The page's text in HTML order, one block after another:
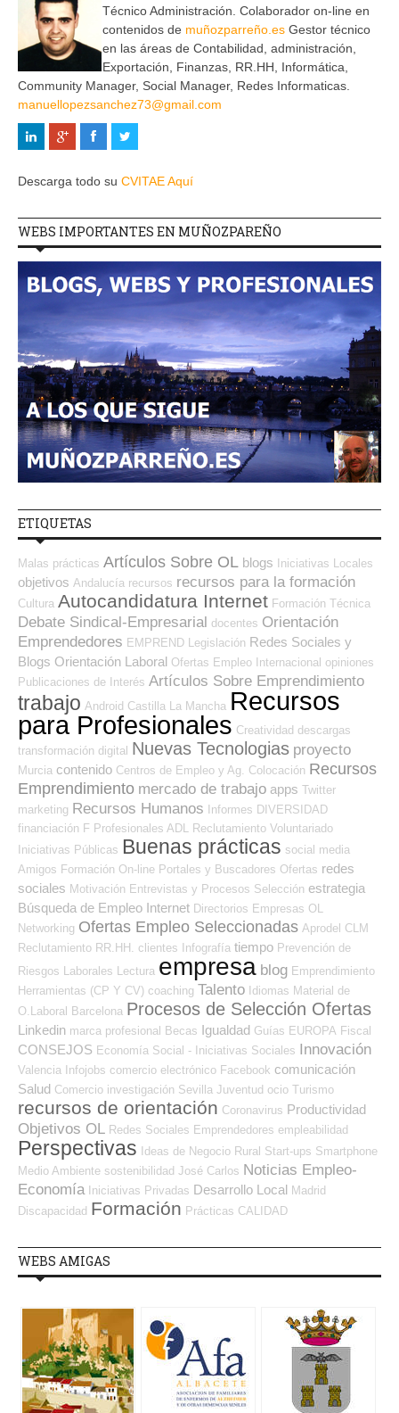
Técnico Administración. Colaborador on-line en
contenidos de muñozparreño.es Gestor técnico
en las áreas de Contabilidad, administración,
Exportación, Finanzas, RR.HH, Informática,
Community Manager, Social Manager, Redes Informaticas.
manuellopezsanchez73@gmail.com
Descarga todo su CVITAE Aquí
WEBS IMPORTANTES EN MUÑOZPAREÑO
ETIQUETAS
Malas prácticas Artículos Sobre OL blogs Iniciativas Locales
objetivos Andalucía recursos recursos para la formación
Cultura Autocandidatura Internet Formación Técnica
Debate Sindical-Empresarial docentes Orientación
Emprendedores EMPREND Legislación Redes Sociales y
Blogs Orientación Laboral Ofertas Empleo Internacional opiniones
Publicaciones de Interés Artículos Sobre Emprendimiento
trabajo Android Castilla La Mancha Recursos
para Profesionales Creatividad descargas
transformación digital Nuevas Tecnologias proyecto
Murcia contenido Centros de Empleo y Ag. Colocación Recursos
Emprendimiento mercado de trabajo apps Twitter
marketing Recursos Humanos Informes DIVERSIDAD
financiación F Profesionales ADL Reclutamiento Voluntariado
Iniciativas Públicas Buenas prácticas social media
Amigos Formación On-line Portales y Buscadores Ofertas redes
sociales Motivación Entrevistas y Procesos Selección estrategia
Búsqueda de Empleo Internet Directorios Empresas OL
Networking Ofertas Empleo Seleccionadas Aprodel CLM
Reclutamiento RR.HH. clientes Infografía tiempo Prevención de
Riesgos Laborales Lectura empresa blog Emprendimiento
Herramientas (CP Y CV) coaching Talento Idiomas Material de
O.Laboral Barcelona Procesos de Selección Ofertas
Linkedin marca profesional Becas Igualdad Guías EUROPA Fiscal
CONSEJOS Economía Social - Iniciativas Sociales Innovación
Valencia Infojobs comercio electrónico Facebook comunicación
Salud Comercio investigación Sevilla Juventud ocio Turismo
recursos de orientación Coronavirus Productividad
Objetivos OL Redes Sociales Emprendedores empleabilidad
Perspectivas Ideas de Negocio Rural Start-ups Smartphone
Medio Ambiente sostenibilidad José Carlos Noticias Empleo-
Economía Iniciativas Privadas Desarrollo Local Madrid
Discapacidad Formación Prácticas CALIDAD
WEBS AMIGAS